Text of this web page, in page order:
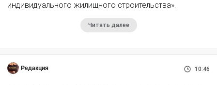
индивидуального жилищного строительства».
Читать далее
Редакция 10:46